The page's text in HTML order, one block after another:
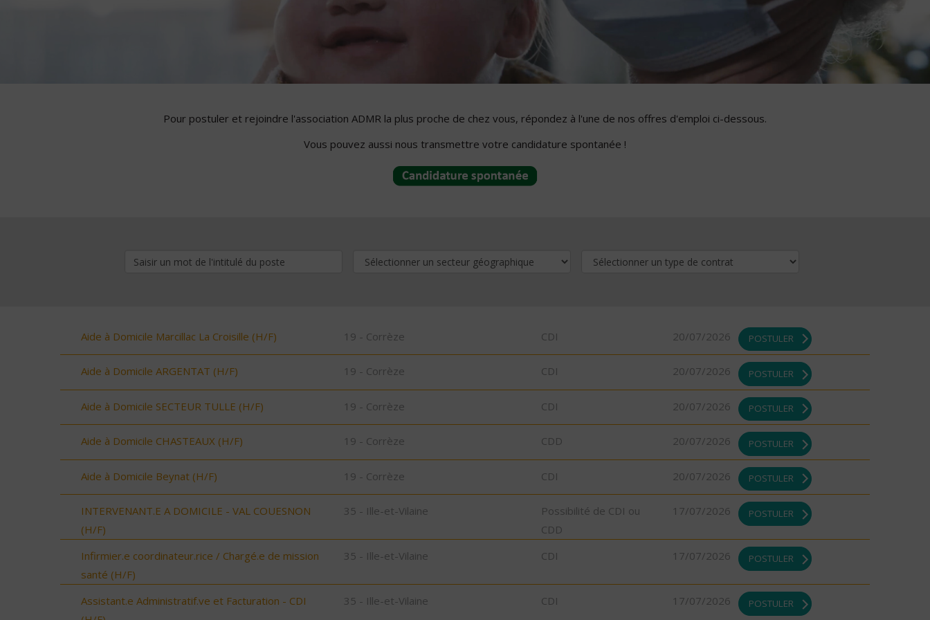
Pour postuler et rejoindre l'association ADMR la plus proche de chez vous, répondez à l'une de nos offres d'emploi ci-dessous.
Vous pouvez aussi nous transmettre votre candidature spontanée !
Aide à Domicile Marcillac La Croisille (H/F) 19 - Corrèze CDI 20/07/2026 POSTULER
Aide à Domicile ARGENTAT (H/F) 19 - Corrèze CDI 20/07/2026 POSTULER
Aide à Domicile SECTEUR TULLE (H/F) 19 - Corrèze CDI 20/07/2026 POSTULER
Aide à Domicile CHASTEAUX (H/F) 19 - Corrèze CDD 20/07/2026 POSTULER
Aide à Domicile Beynat (H/F) 19 - Corrèze CDI 20/07/2026 POSTULER
INTERVENANT.E A DOMICILE - VAL COUESNON
(H/F)
35 - Ille-et-Vilaine
Possibilité de CDI ou
CDD
17/07/2026 POSTULER
Infirmier.e coordinateur.rice / Chargé.e de mission
santé (H/F)
35 - Ille-et-Vilaine CDI 17/07/2026 POSTULER
Assistant.e Administratif.ve et Facturation - CDI
35 - Ille-et-Vilaine CDI 17/07/2026 POSTULER